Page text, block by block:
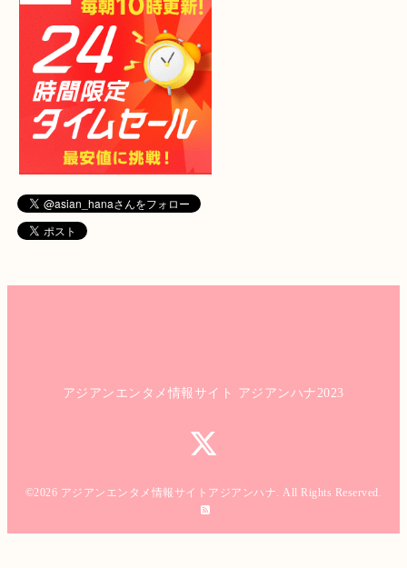
アジアンエンタメ情報サイト アジアンハナ2023
©2026 アジアンエンタメ情報サイトアジアンハナ. All Rights Reserved.